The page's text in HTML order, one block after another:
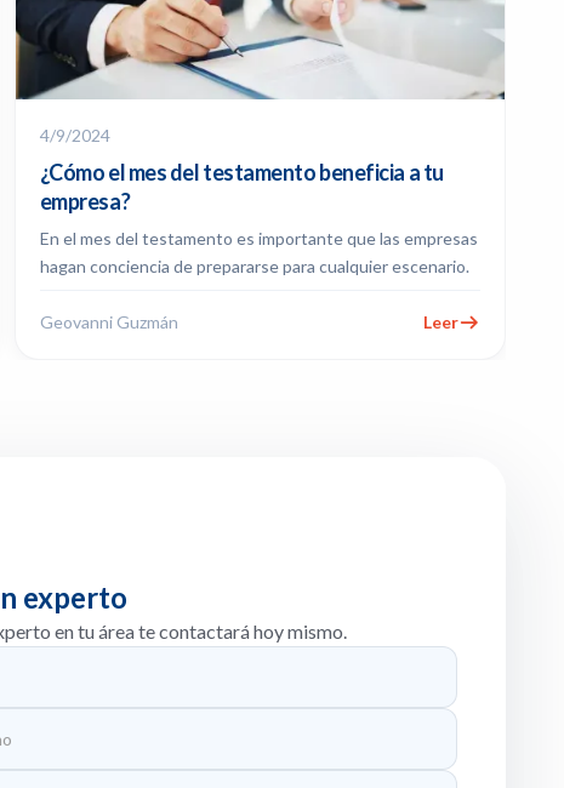
4/9/2024
¿Cómo el mes del testamento beneficia a tu
empresa?
En el mes del testamento es importante que las empresas
hagan conciencia de prepararse para cualquier escenario.
Geovanni Guzmán Leer
experto
en tu área te contactará hoy mismo.